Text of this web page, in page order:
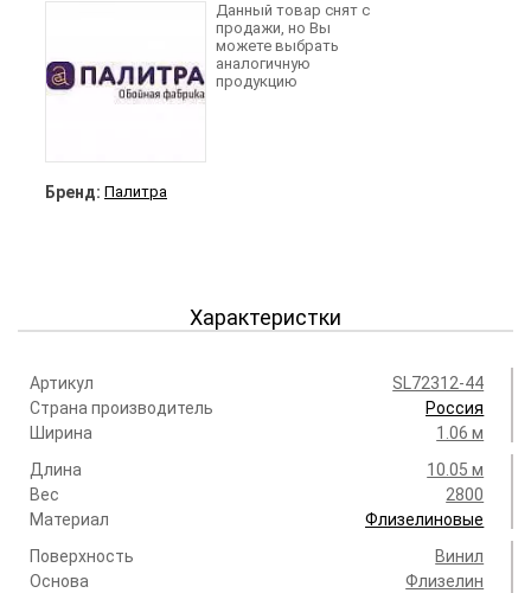
Бренд: Палитра
Данный товар снят с
продажи, но Вы
можете выбрать
аналогичную
продукцию
Характеристки
Артикул
SL72312-44
Страна производитель
Россия
Ширина
1.06 м
Длина
10.05 м
Вес
2800
Материал
Флизелиновые
Поверхность
Винил
Основа
Флизелин